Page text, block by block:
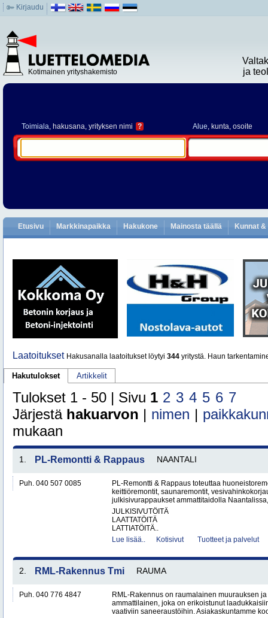
Kirjaudu
Kotimainen yrityshakemisto
ja
Toimiala, hakusana, yrityksen nimi ? Alue, kunta, osoite
Etusivu Markkinapaikka Hakukone Mainosta täällä Kunnat
Laatoitukset Hakusanalla laatoitukset löytyi 344 yritystä. Haun
Hakutulokset Artikkelit
Tulokset 1 - 50 | Sivu 1 2 3 4 5 6 7
Järjestä hakuarvon | nimen |
mukaan
1. PL-Remontti & Rappaus NAANTALI
Puh. 040 507 0085
PL-Remontti & Rappaus toteuttaa
keittiöremontit, saunaremontit,
julkisivurappaukset ammattitaidolla
JULKISIVUTÖITÄ
LAATTATÖITÄ
LATTIATÖITÄ..
Lue lisää..
Kotisivut Tuotteet ja palvelut
2. RML-Rakennus Tmi RAUMA
Puh. 040 776 4847
RML-Rakennus on raumalainen muurauksen
ammattilainen, joka on erikoistunut
vaativiin saneeraustöihin. Asiakaskuntamme